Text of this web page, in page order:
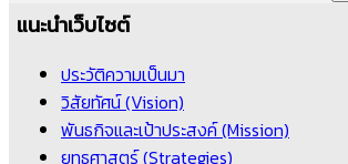
แนะนำเว็บไซต์
ประวัติความเป็นมา
วิสัยทัศน์ (Vision)
พันธกิจและเป้าประสงค์ (Mission)
ยุทธศาสตร์ (Strategies)